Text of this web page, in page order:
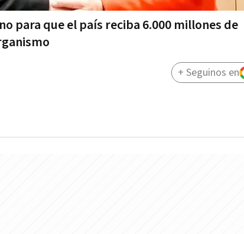
para que el país reciba 6.000 millones de
+ Seguinos en